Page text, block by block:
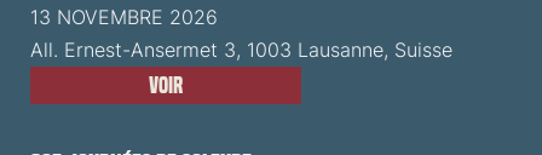
13 NOVEMBRE 2026
All. Ernest-Ansermet 3, 1003 Lausanne, Suisse
Voir